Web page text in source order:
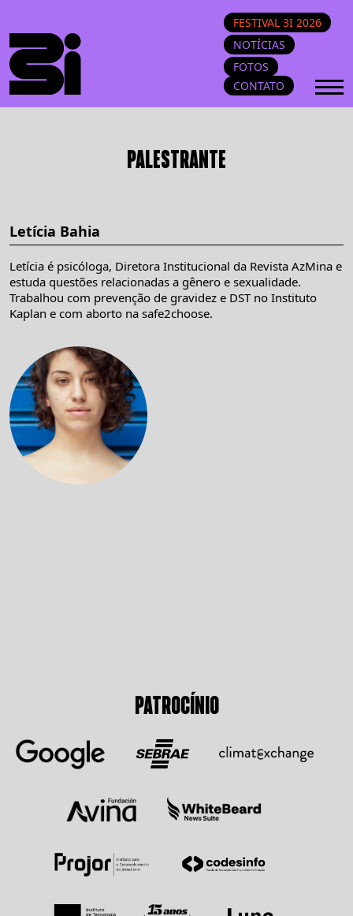
FESTIVAL 3I 2026
NOTÍCIAS
FOTOS
CONTATO
PALESTRANTE
Letícia Bahia
Letícia é psicóloga, Diretora Institucional da Revista AzMina e
estuda questões relacionadas a gênero e sexualidade.
Trabalhou com prevenção de gravidez e DST no Instituto
Kaplan e com aborto na safe2choose.
PATROCÍNIO